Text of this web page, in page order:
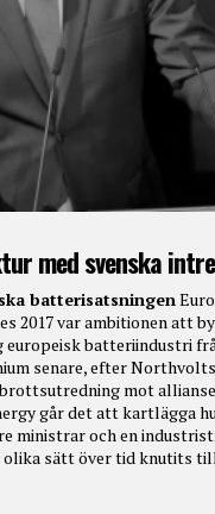
med svenska
batterisatsningen
2017 var ambitionen att
batteriindustri
senare, efter
brottsutredning mot
går det att kartlägga
ministrar och en
sätt över tid knutits